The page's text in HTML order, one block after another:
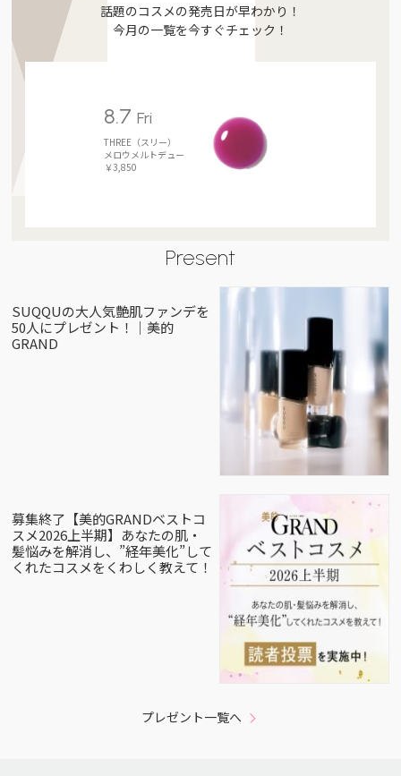
話題のコスメの発売日が早わかり！
今月の一覧を今すぐチェック！
8.7Fri
THREE（スリー）
メロウメルトデュー
￥3,850
Present
SUQQUの大人気艶肌ファンデを
50人にプレゼント！｜美的
GRAND
募集終了【美的GRANDベストコ
スメ2026上半期】あなたの肌・
髪悩みを解消し、”経年美化”して
くれたコスメをくわしく教えて！
プレゼント一覧へ